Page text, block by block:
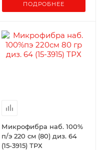
ПОДРОБНЕЕ
Микрофибра наб. 100%
п/э 220 см (80) диз. 64
(15-3915) ТРХ